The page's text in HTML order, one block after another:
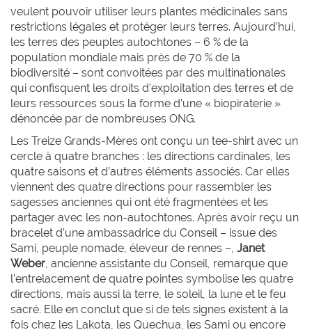
veulent pouvoir utiliser leurs plantes médicinales sans
restrictions légales et protéger leurs terres. Aujourd’hui,
les terres des peuples autochtones – 6 % de la
population mondiale mais près de 70 % de la
biodiversité – sont convoitées par des multinationales
qui confisquent les droits d’exploitation des terres et de
leurs ressources sous la forme d’une « biopiraterie »
dénoncée par de nombreuses ONG.
Les Treize Grands-Mères ont conçu un tee-shirt avec un
cercle à quatre branches : les directions cardinales, les
quatre saisons et d’autres éléments associés. Car elles
viennent des quatre directions pour rassembler les
sagesses anciennes qui ont été fragmentées et les
partager avec les non-autochtones. Après avoir reçu un
bracelet d’une ambassadrice du Conseil – issue des
Sami, peuple nomade, éleveur de rennes –, Janet
Weber, ancienne assistante du Conseil, remarque que
l’entrelacement de quatre pointes symbolise les quatre
directions, mais aussi la terre, le soleil, la lune et le feu
sacré. Elle en conclut que si de tels signes existent à la
fois chez les Lakota, les Quechua, les Sami ou encore